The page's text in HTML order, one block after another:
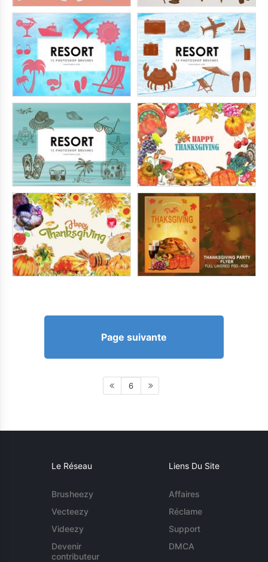
Page suivante
6
Le Réseau
Brusheezy
Vecteezy
Videezy
Devenir
contributeur
Liens Du Site
Affaires
Réclame
Support
DMCA